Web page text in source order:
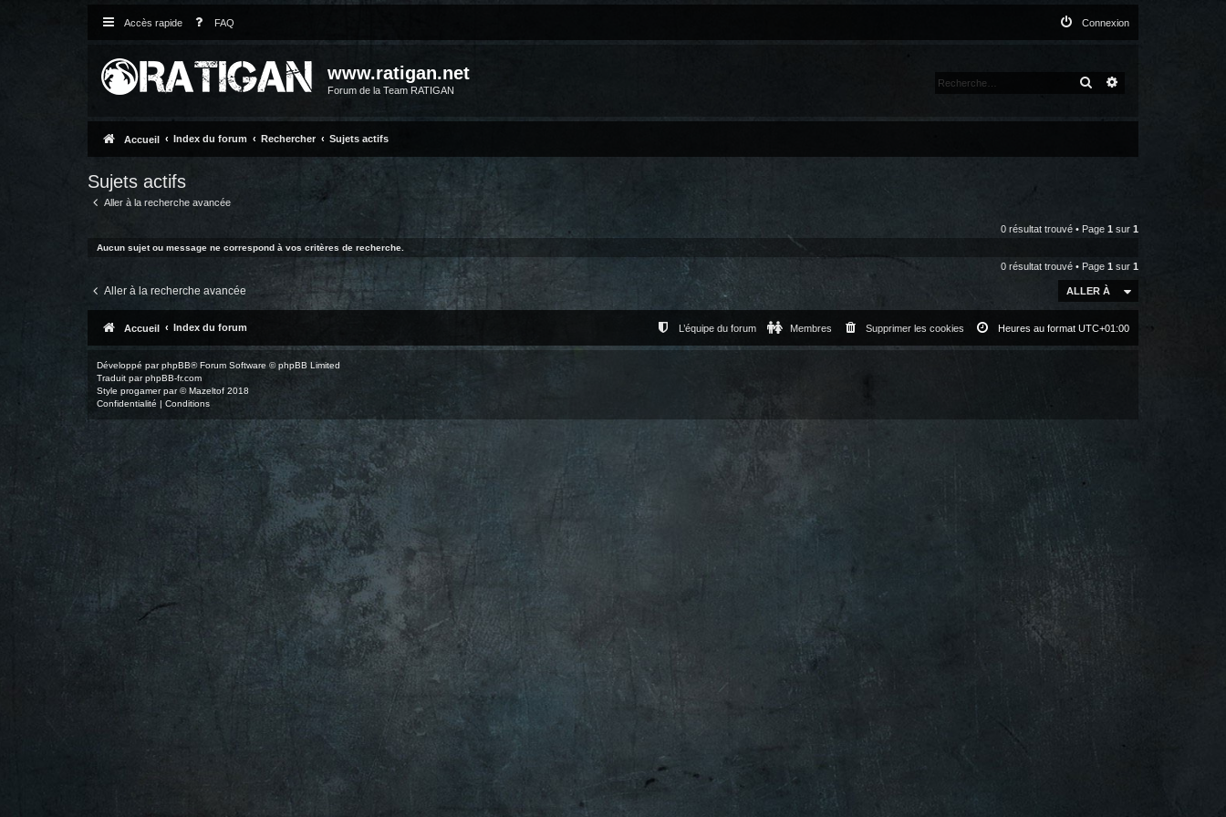
Accès rapide FAQ Connexion
www.ratigan.net
Forum de la Team RATIGAN
RECHERCHER
Accueil Index du forum Rechercher Sujets actifs
Sujets actifs
Aller à la recherche avancée
0 résultat trouvé • Page 1 sur 1
Aucun sujet ou message ne correspond à vos critères de recherche.
0 résultat trouvé • Page 1 sur 1
Aller à la recherche avancée ALLER À
Accueil Index du forum Heures au format UTC+01:00
Supprimer les cookies
Membres
L’équipe du forum
Développé parphpBB® Forum Software © phpBB Limited
Traduit parphpBB-fr.com
Style progamerpar ©Mazeltof 2018
Confidentialité | Conditions